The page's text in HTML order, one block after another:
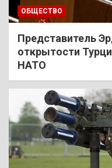
ОБЩЕСТВО
Представитель
открытости
НАТО